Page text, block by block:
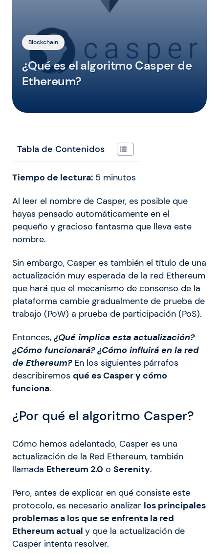
Blockchain
¿Qué es el algoritmo Casper de
Ethereum?
Tabla de Contenidos
Tiempo de lectura: 5 minutos
Al leer el nombre de Casper, es posible que
hayas pensado automáticamente en el
pequeño y gracioso fantasma que lleva este
nombre.
Sin embargo, Casper es también el título de una
actualización muy esperada de la red Ethereum
que hará que el mecanismo de consenso de la
plataforma cambie gradualmente de prueba de
trabajo (PoW) a prueba de participación (PoS).
Entonces, ¿Qué implica esta actualización?
¿Cómo funcionará? ¿Cómo influirá en la red
de Ethereum?En los siguientes párrafos
describiremos qué es Casper y cómo
funciona.
¿Por qué el algoritmo Casper?
Cómo hemos adelantado, Casper es una
actualización de la Red Ethereum, también
llamada Ethereum 2.0 o Serenity.
Pero, antes de explicar en qué consiste este
protocolo, es necesario analizar los principales
problemas a los que se enfrenta la red
Ethereum actual y que la actualización de
Casper intenta resolver.